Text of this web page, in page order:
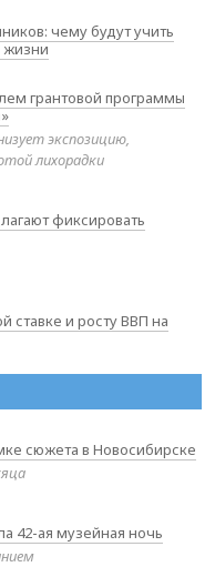
чему будут учить
жизни
грантовой программы
экспозицию,
лихорадки
фиксировать
ставке и росту ВВП на
сюжета в Новосибирске
42-ая музейная ночь